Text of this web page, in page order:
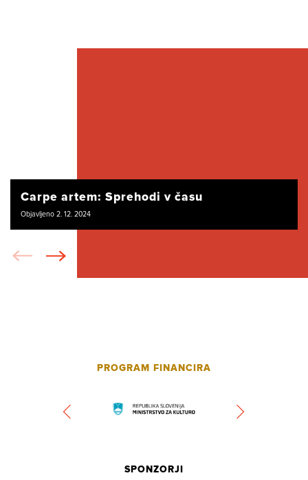
Carpe artem: Sprehodi v času
Objavljeno 2. 12. 2024
PROGRAM FINANCIRA
SPONZORJI